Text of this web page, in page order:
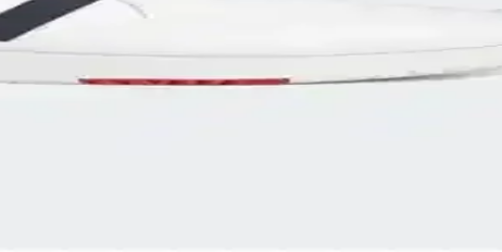
Kış Koleksiyonu
en uygun ayakkabıyı seçin. Konfor, tasarım ve sezon özellikleri burada.